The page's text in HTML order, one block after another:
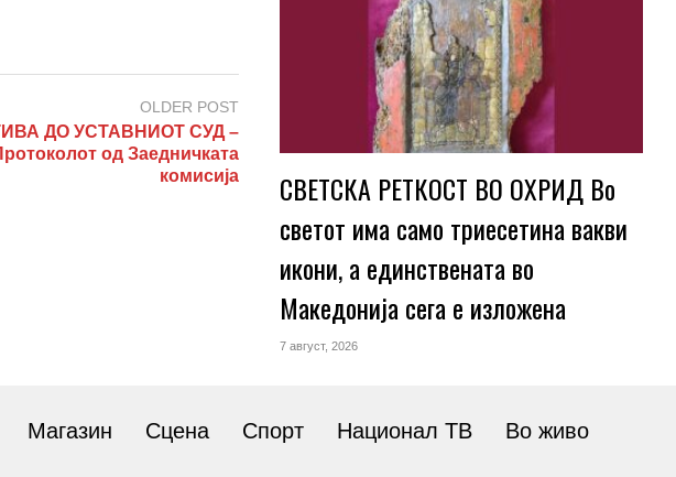
OLDER POST
ДО УСТАВНИОТ СУД –
од Заедничката
комисија
СВЕТСКА РЕТКОСТ ВО ОХРИД Во
светот има само триесетина вакви
икони, а единствената во
Македонија сега е изложена
7 август, 2026
Магазин Сцена Спорт Национал ТВ Во живо